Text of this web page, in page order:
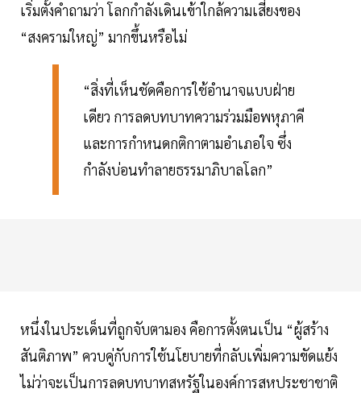
เริ่มตั้งคำถามว่า โลกกำลังเดินเข้าใกล้ความเสี่ยงของ
“สงครามใหญ่” มากขึ้นหรือไม่
“สิ่งที่เห็นชัดคือการใช้อำนาจแบบฝ่าย
เดียว การลดบทบาทความร่วมมือพหุภาคี
และการกำหนดกติกาตามอำเภอใจ ซึ่ง
กำลังบ่อนทำลายธรรมาภิบาลโลก”
หนึ่งในประเด็นที่ถูกจับตามอง คือการตั้งตนเป็น “ผู้สร้าง
สันติภาพ” ควบคู่กับการใช้นโยบายที่กลับเพิ่มความขัดแย้ง
ไม่ว่าจะเป็นการลดบทบาทสหรัฐในองค์การสหประชาชาติ